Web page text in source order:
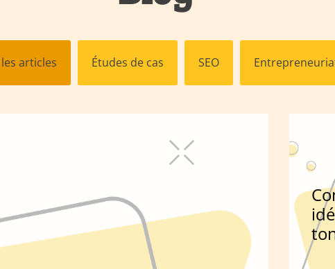
articles Études de cas SEO